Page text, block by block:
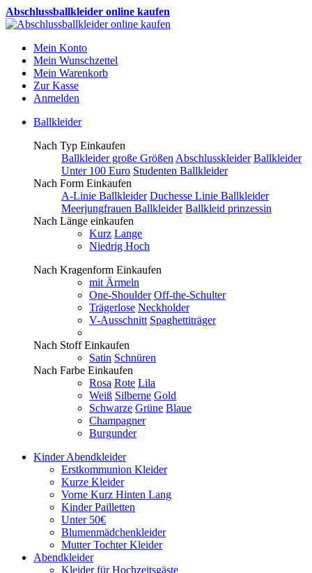
Abschlussballkleider online kaufen
Mein Konto
Mein Wunschzettel
Mein Warenkorb
Zur Kasse
Anmelden
Ballkleider
Nach Typ Einkaufen
Ballkleider große Größen Abschlusskleider Ballkleider
Unter 100 Euro Studenten Ballkleider
Nach Form Einkaufen
A-Linie Ballkleider Duchesse Linie Ballkleider
Meerjungfrauen Ballkleider Ballkleid prinzessin
Nach Länge einkaufen
Kurz Lange
Niedrig Hoch
Nach Kragenform Einkaufen
mit Ärmeln
One-Shoulder Off-the-Schulter
Trägerlose Neckholder
V-Ausschnitt Spaghettiträger
Nach Stoff Einkaufen
Satin Schnüren
Nach Farbe Einkaufen
Rosa Rote Lila
Weiß Silberne Gold
Schwarze Grüne Blaue
Champagner
Burgunder
Kinder Abendkleider
Erstkommunion Kleider
Kurze Kleider
Vorne Kurz Hinten Lang
Kinder Pailletten
Unter 50€
Blumenmädchenkleider
Mutter Tochter Kleider
Abendkleider
Kleider für Hochzeitsgäste